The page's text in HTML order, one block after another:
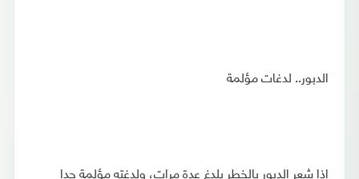
الدبور.. لدغات مؤلمة
إذا شعر الدبور بالخطر يلدغ عدة مرات، ولدغته مؤلمة جدا